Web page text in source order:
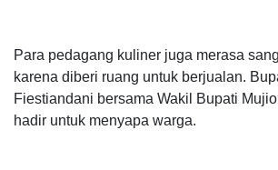
Para pedagang kuliner juga merasa
karena diberi ruang untuk berjualan.
Fiestiandani bersama Wakil Bupati
hadir untuk menyapa warga.